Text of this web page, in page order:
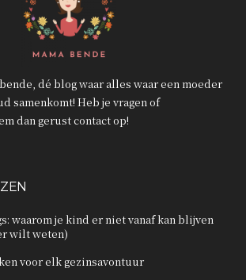
dé blog waar alles waar een moeder
samenkomt! Heb je vragen of
dan gerust contact op!
waarom je kind er niet vanaf kan blijven
wilt weten)
voor elk gezinsavontuur